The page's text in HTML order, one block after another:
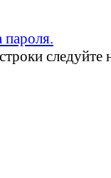
пароля.
следуйте